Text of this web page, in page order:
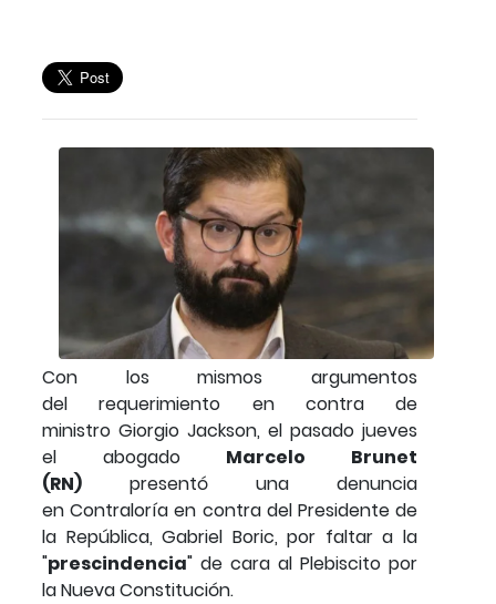
Con los mismos argumentos
del requerimiento en contra de
ministro Giorgio Jackson, el pasado jueves
el abogado Marcelo Brunet
(RN) presentó una denuncia
en Contraloría en contra del Presidente de
la República, Gabriel Boric, por faltar a la
"prescindencia" de cara al Plebiscito por
la Nueva Constitución.